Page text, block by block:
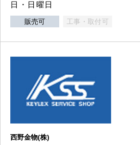
日・日曜日
販売可 工事・取付可
西野金物(株)